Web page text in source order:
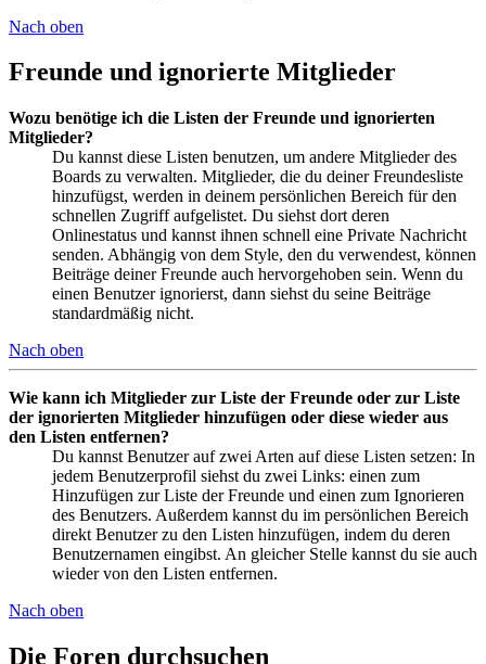
Nach oben
Freunde und ignorierte Mitglieder
Wozu benötige ich die Listen der Freunde und ignorierten
Mitglieder?
Du kannst diese Listen benutzen, um andere Mitglieder des
Boards zu verwalten. Mitglieder, die du deiner Freundesliste
hinzufügst, werden in deinem persönlichen Bereich für den
schnellen Zugriff aufgelistet. Du siehst dort deren
Onlinestatus und kannst ihnen schnell eine Private Nachricht
senden. Abhängig von dem Style, den du verwendest, können
Beiträge deiner Freunde auch hervorgehoben sein. Wenn du
einen Benutzer ignorierst, dann siehst du seine Beiträge
standardmäßig nicht.
Nach oben
Wie kann ich Mitglieder zur Liste der Freunde oder zur Liste
der ignorierten Mitglieder hinzufügen oder diese wieder aus
den Listen entfernen?
Du kannst Benutzer auf zwei Arten auf diese Listen setzen: In
jedem Benutzerprofil siehst du zwei Links: einen zum
Hinzufügen zur Liste der Freunde und einen zum Ignorieren
des Benutzers. Außerdem kannst du im persönlichen Bereich
direkt Benutzer zu den Listen hinzufügen, indem du deren
Benutzernamen eingibst. An gleicher Stelle kannst du sie auch
wieder von den Listen entfernen.
Nach oben
Die Foren durchsuchen